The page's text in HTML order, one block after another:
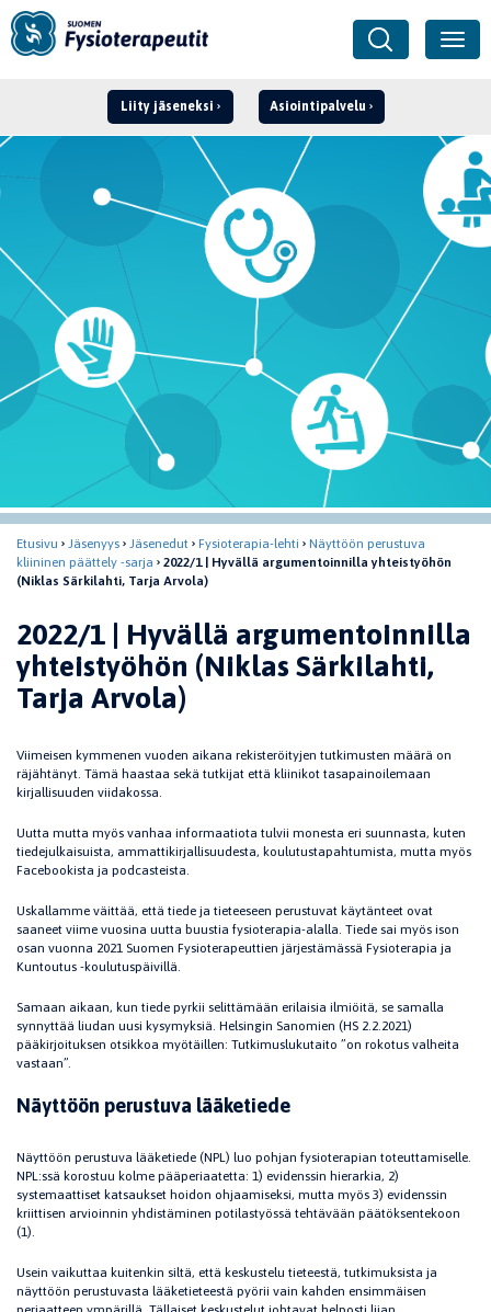
Liity jäseneksi Asiointipalvelu
Etusivu Jäsenyys Jäsenedut Fysioterapia-lehti
Näyttöön perustuva
kliininen päättely -sarja
2022/1 | Hyvällä argumentoinnilla yhteistyöhön
(Niklas Särkilahti, Tarja Arvola)
2022/1 | Hyvällä argumentoinnilla
yhteistyöhön (Niklas Särkilahti,
Tarja Arvola)
Viimeisen kymmenen vuoden aikana rekisteröityjen tutkimusten määrä on
räjähtänyt. Tämä haastaa sekä tutkijat että kliinikot tasapainoilemaan
kirjallisuuden viidakossa.
Uutta mutta myös vanhaa informaatiota tulvii monesta eri suunnasta, kuten
tiedejulkaisuista, ammattikirjallisuudesta, koulutustapahtumista, mutta myös
Facebookista ja podcasteista.
Uskallamme väittää, että tiede ja tieteeseen perustuvat käytänteet ovat
saaneet viime vuosina uutta buustia fysioterapia-alalla. Tiede sai myös ison
osan vuonna 2021 Suomen Fysioterapeuttien järjestämässä Fysioterapia ja
Kuntoutus -koulutuspäivillä.
Samaan aikaan, kun tiede pyrkii selittämään erilaisia ilmiöitä, se samalla
synnyttää liudan uusi kysymyksiä. Helsingin Sanomien (HS 2.2.2021)
pääkirjoituksen otsikkoa myötäillen: Tutkimuslukutaito ”on rokotus valheita
vastaan”.
Näyttöön perustuva lääketiede
Näyttöön perustuva lääketiede (NPL) luo pohjan fysioterapian toteuttamiselle.
NPL:ssä korostuu kolme pääperiaatetta: 1) evidenssin hierarkia, 2)
systemaattiset katsaukset hoidon ohjaamiseksi, mutta myös 3) evidenssin
kriittisen arvioinnin yhdistäminen potilastyössä tehtävään päätöksentekoon
(1).
Usein vaikuttaa kuitenkin siltä, että keskustelu tieteestä, tutkimuksista ja
näyttöön perustuvasta lääketieteestä pyörii vain kahden ensimmäisen